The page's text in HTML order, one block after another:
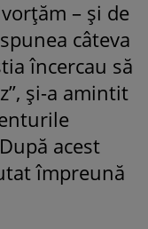
– și de
câteva
încercau să
și-a amintit
acest
împreună